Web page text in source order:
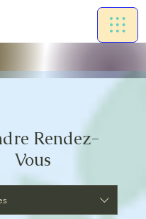
Rendez-
Vous